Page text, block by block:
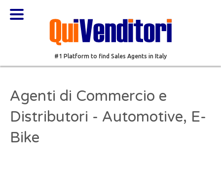
#1 Platform to find Sales Agents in Italy
Agenti di Commercio e
Distributori - Automotive, E-
Bike